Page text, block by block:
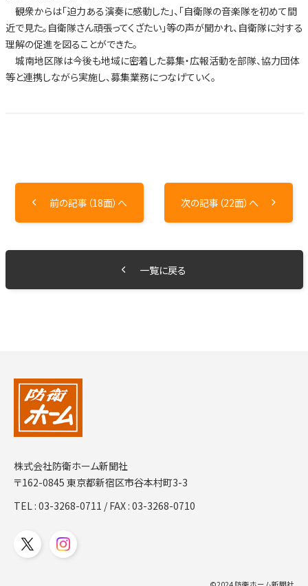
観衆からは「迫力ある演奏に感動した」、「自衛隊の音楽隊を初めて間
近で見た。自衛隊さん頑張ってくざたい」等の声が聞かれ、自衛隊に対する
理解の促進を図ることができた。
城南地区隊は今後も地域に密着した募集・広報活動を部隊、協力団体
等と連携しながら実施し、募集業務につなげていく。
前の記事（18面）へ 次の記事（22面）へ
一覧に戻る
株式会社防衛ホーム新聞社
〒162-0845 東京都新宿区市谷本村町3-3
TEL :03-3268-0711 / FAX : 03-3268-0710